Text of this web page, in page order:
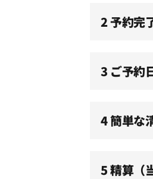
2 予約完
3 ご予約
4 簡単な
5 精算（